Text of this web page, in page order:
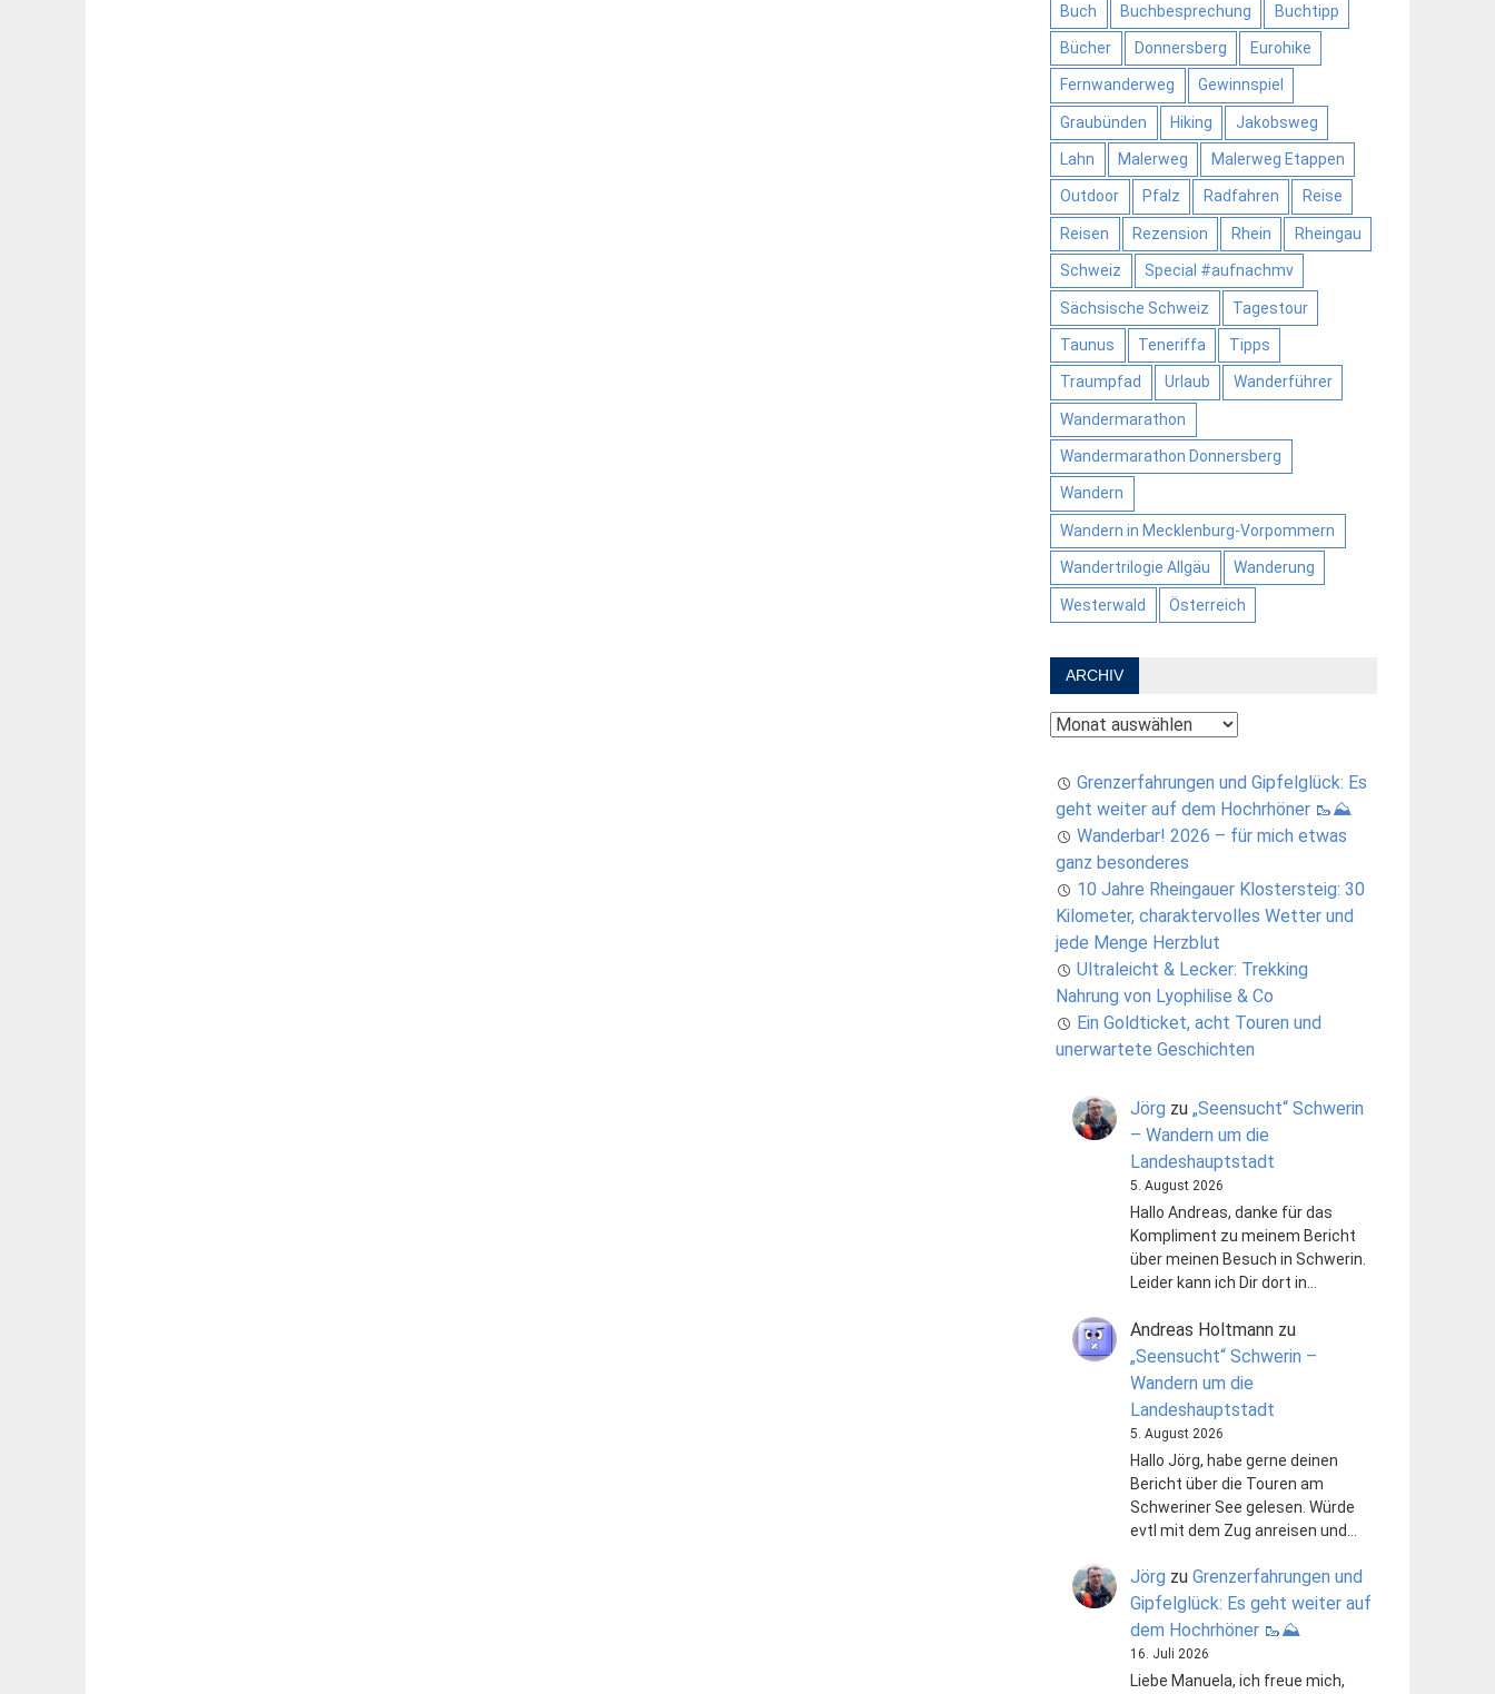
Buch Buchbesprechung Buchtipp
Bücher Donnersberg Eurohike
Fernwanderweg Gewinnspiel
Graubünden Hiking Jakobsweg
Lahn Malerweg Malerweg Etappen
Outdoor Pfalz Radfahren Reise
Reisen Rezension Rhein Rheingau
Schweiz Special #aufnachmv
Sächsische Schweiz Tagestour
Taunus Teneriffa Tipps
Traumpfad Urlaub Wanderführer
Wandermarathon
Wandermarathon Donnersberg
Wandern
Wandern in Mecklenburg-Vorpommern
Wandertrilogie Allgäu Wanderung
Westerwald Österreich
ARCHIV
Archiv
Grenzerfahrungen und Gipfelglück: Es
geht weiter auf dem Hochrhöner 🥾⛰️
Wanderbar! 2026 – für mich etwas
ganz besonderes
10 Jahre Rheingauer Klostersteig: 30
Kilometer, charaktervolles Wetter und
jede Menge Herzblut
Ultraleicht & Lecker: Trekking
Nahrung von Lyophilise & Co
Ein Goldticket, acht Touren und
unerwartete Geschichten
Jörg zu „Seensucht“ Schwerin
– Wandern um die
Landeshauptstadt
5. August 2026
Hallo Andreas, danke für das
Kompliment zu meinem Bericht
über meinen Besuch in Schwerin.
Leider kann ich Dir dort in…
Andreas Holtmannzu
„Seensucht“ Schwerin –
Wandern um die
Landeshauptstadt
5. August 2026
Hallo Jörg, habe gerne deinen
Bericht über die Touren am
Schweriner See gelesen. Würde
evtl mit dem Zug anreisen und…
Jörg zu Grenzerfahrungen und
Gipfelglück: Es geht weiter auf
dem Hochrhöner 🥾⛰️
16. Juli 2026
Liebe Manuela, ich freue mich,